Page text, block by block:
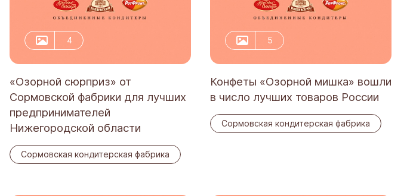
4
«Озорной сюрприз» от
Сормовской фабрики для лучших
предпринимателей
Нижегородской области
Сормовская кондитерская фабрика
5
Конфеты «Озорной мишка» вошли
в число лучших товаров России
Сормовская кондитерская фабрика